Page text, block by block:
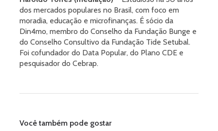
dos mercados populares no Brasil, com foco em
moradia, educação e microfinanças. É sócio da
Din4mo, membro do Conselho da Fundação Bunge e
do Conselho Consultivo da Fundação Tide Setubal.
Foi cofundador do Data Popular, do Plano CDE e
pesquisador do Cebrap.
Você também pode gostar